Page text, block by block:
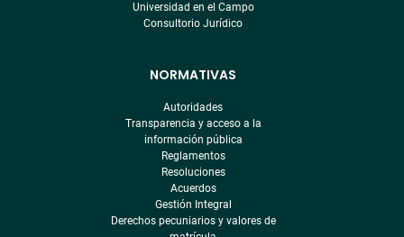
Universidad en el Campo
Consultorio Jurídico
NORMATIVAS
Autoridades
Transparencia y acceso a la
información pública
Reglamentos
Resoluciones
Acuerdos
Gestión Integral
Derechos pecuniarios y valores de